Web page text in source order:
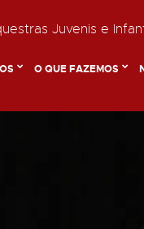
Juvenis e
O QUE FAZEMOS